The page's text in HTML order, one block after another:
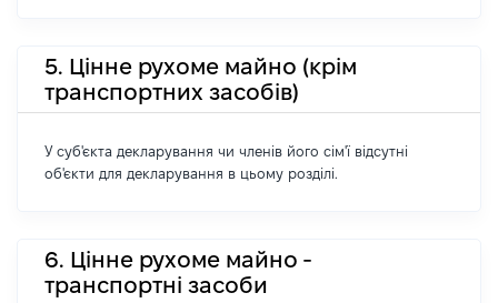
5. Цінне рухоме майно (крім
транспортних засобів)
У суб'єкта декларування чи членів його сім'ї відсутні
об'єкти для декларування в цьому розділі.
6. Цінне рухоме майно -
транспортні засоби